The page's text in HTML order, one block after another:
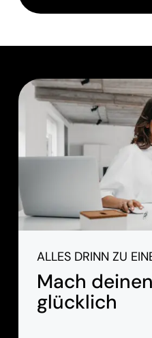
ALLES DRINN ZU
Mach
glücklich